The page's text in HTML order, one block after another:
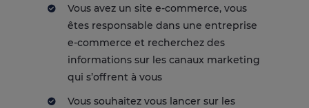
Vous avez un site e-commerce, vous
êtes responsable dans une entreprise
e-commerce et recherchez des
informations sur les canaux marketing
qui s’offrent à vous
Vous souhaitez vous lancer sur les